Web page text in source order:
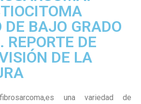
BAJO GRADO
REPORTE DE
DE LA
una variedad de